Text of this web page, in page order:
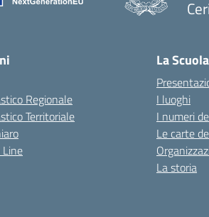
Regionale
Territoriale
Line
La Scuola
I luoghi
I numeri
Le carte
La storia